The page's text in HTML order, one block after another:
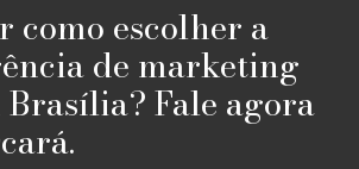
como escolher a
de marketing
Fale agora